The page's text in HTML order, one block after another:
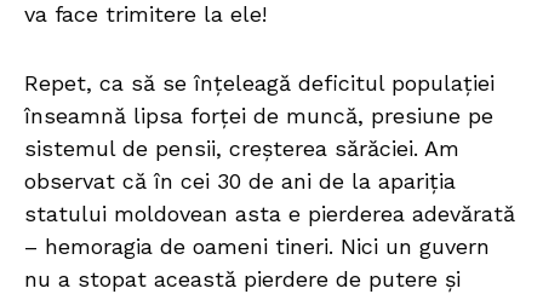
va face trimitere la ele!
Repet, ca să se înțeleagă deficitul populației
înseamnă lipsa forței de muncă, presiune pe
sistemul de pensii, creșterea sărăciei. Am
observat că în cei 30 de ani de la apariția
statului moldovean asta e pierderea adevărată
– hemoragia de oameni tineri. Nici un guvern
nu a stopat această pierdere de putere și